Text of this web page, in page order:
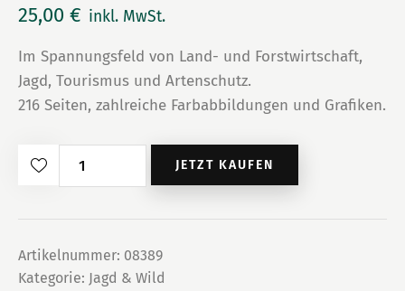
25,00 € inkl. MwSt.
Im Spannungsfeld von Land- und Forstwirtschaft,
Jagd, Tourismus und Artenschutz.
216 Seiten, zahlreiche Farbabbildungen und Grafiken.
Der
Wolf
JETZT KAUFEN
Artikelnummer: 08389
Kategorie: Jagd & Wild